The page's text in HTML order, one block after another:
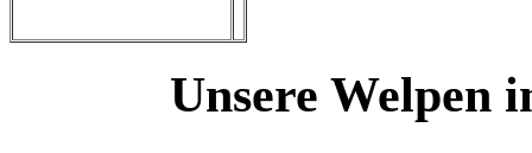
Unsere Welpen